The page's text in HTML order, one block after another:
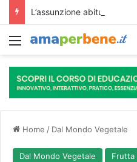
Menu
Home / Dal Mondo Vegetale
Dal Mondo Vegetale Frutta